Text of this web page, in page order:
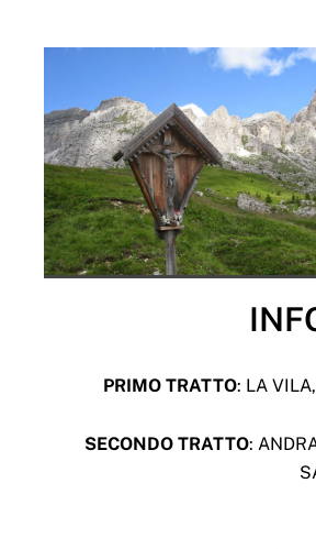
PRIMO TRATTO: LA
SECONDO TRATTO: